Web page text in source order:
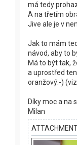
má tedy
A na třetím
Jive ale je v
Jak to mám
návod, aby to
Má to být tak,
a uprostřed
oranžový:-)
Díky moc a na
Milan